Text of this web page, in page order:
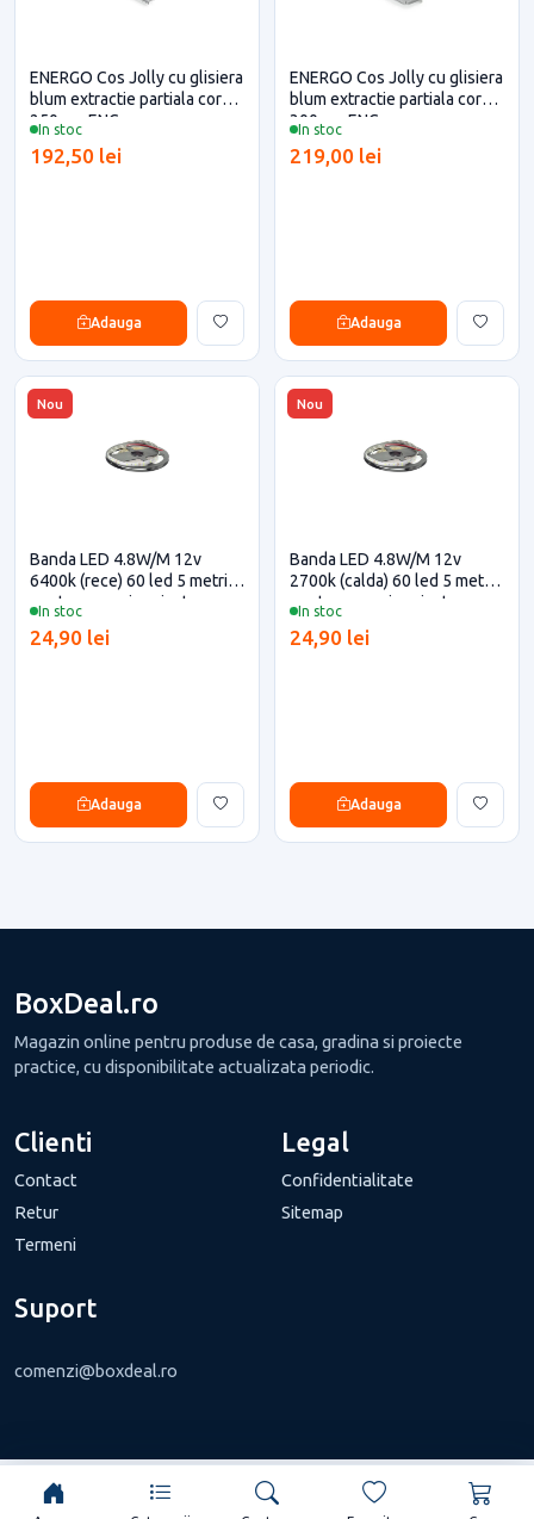
In stoc
ENERGO Cos Jolly cu glisiera
blum extractie partiala corp
250mm ENG
192,50 lei
Adauga
In stoc
ENERGO Cos Jolly cu glisiera
blum extractie partiala corp
300mm ENG
219,00 lei
Adauga
Nou
In stoc
Banda LED 4.8W/M 12v
6400k (rece) 60 led 5 metri
pentru casa si proiecte
24,90 lei
Adauga
Nou
In stoc
Banda LED 4.8W/M 12v
2700k (calda) 60 led 5 metri
pentru casa si proiecte
24,90 lei
Adauga
BoxDeal.ro
Magazin online pentru produse de casa, gradina si proiecte
practice, cu disponibilitate actualizata periodic.
Clienti
Contact
Retur
Termeni
Legal
Confidentialitate
Sitemap
Suport
comenzi@boxdeal.ro